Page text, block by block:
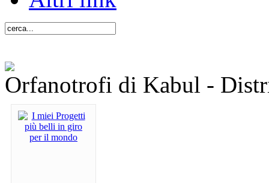
Orfanotrofi di Kabul -